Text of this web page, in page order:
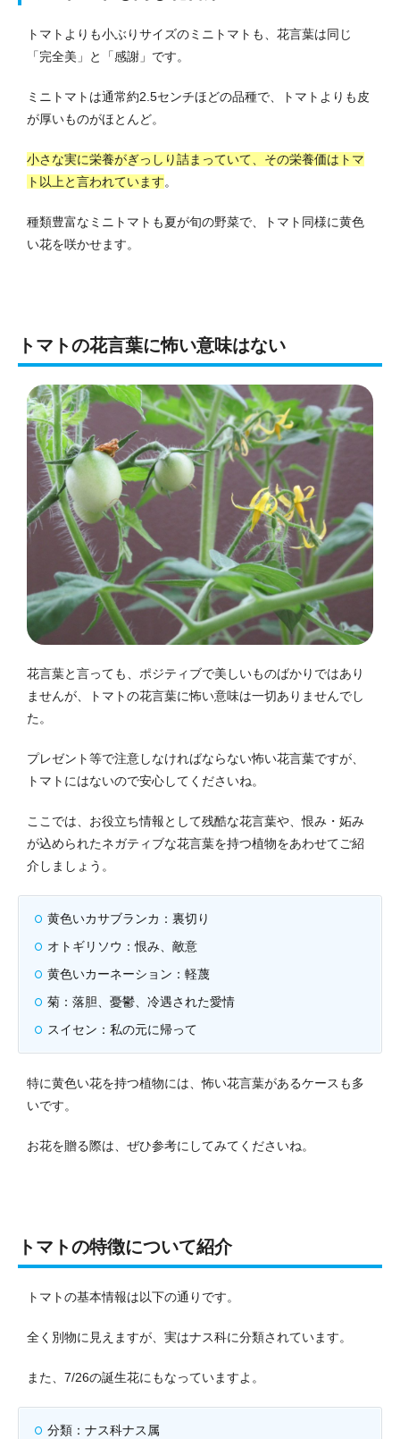
トマトよりも小ぶりサイズのミニトマトも、花言葉は同じ
「完全美」と「感謝」です。
ミニトマトは通常約2.5センチほどの品種で、トマトよりも皮
が厚いものがほとんど。
小さな実に栄養がぎっしり詰まっていて、その栄養価はトマ
ト以上と言われています。
種類豊富なミニトマトも夏が旬の野菜で、トマト同様に黄色
い花を咲かせます。
トマトの花言葉に怖い意味はない
花言葉と言っても、ポジティブで美しいものばかりではあり
ませんが、トマトの花言葉に怖い意味は一切ありませんでし
た。
プレゼント等で注意しなければならない怖い花言葉ですが、
トマトにはないので安心してくださいね。
ここでは、お役立ち情報として残酷な花言葉や、恨み・妬み
が込められたネガティブな花言葉を持つ植物をあわせてご紹
介しましょう。
黄色いカサブランカ：裏切り
オトギリソウ：恨み、敵意
黄色いカーネーション：軽蔑
菊：落胆、憂鬱、冷遇された愛情
スイセン：私の元に帰って
特に黄色い花を持つ植物には、怖い花言葉があるケースも多
いです。
お花を贈る際は、ぜひ参考にしてみてくださいね。
トマトの特徴について紹介
トマトの基本情報は以下の通りです。
全く別物に見えますが、実はナス科に分類されています。
また、7/26の誕生花にもなっていますよ。
分類：ナス科ナス属